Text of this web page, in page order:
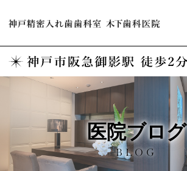
医院ブログ
BLOG